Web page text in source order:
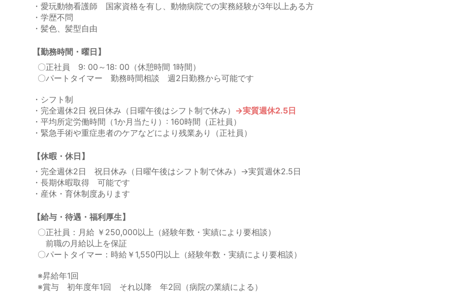
・愛玩動物看護師 国家資格を有し、動物病院での実務経験が3年以上ある方
・学歴不問
・髪色、髪型自由
【勤務時間・曜日】
〇正社員 9: 00～18: 00（休憩時間 1時間）
〇パートタイマー 勤務時間相談 週2日勤務から可能です
・シフト制
・完全週休2日 祝日休み（日曜午後はシフト制で休み） →実質週休2.5日
・平均所定労働時間（1か月当たり）: 160時間（正社員）
・緊急手術や重症患者のケアなどにより残業あり（正社員）
【休暇・休日】
・完全週休2日 祝日休み（日曜午後はシフト制で休み）→実質週休2.5日
・長期休暇取得 可能です
・産休・育休制度あります
【給与・待遇・福利厚生】
〇正社員：月給 ￥250,000以上（経験年数・実績により要相談）
前職の月給以上を保証
〇パートタイマー：時給￥1,550円以上（経験年数・実績により要相談）
※昇給年1回
※賞与 初年度年1回 それ以降 年2回（病院の業績による）